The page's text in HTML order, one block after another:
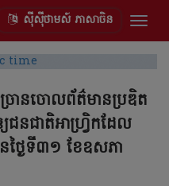
ស៊ីស៊ីថាមស៍ ភាសាចិន
ច្រានចោលព័ត៌មានប្រឌិត
ជនជាតិអាហ្វ្រិកដែល
ងៃទី៣១ ខែឧសភា